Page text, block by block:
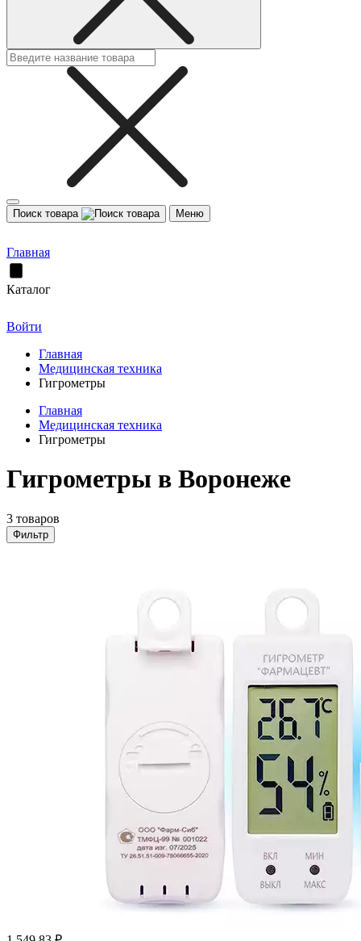
Поиск товара Меню
Главная
Каталог
Войти
Главная
Медицинская техника
Гигрометры
Главная
Медицинская техника
Гигрометры
Гигрометры в Воронеже
3 товаров
Фильтр